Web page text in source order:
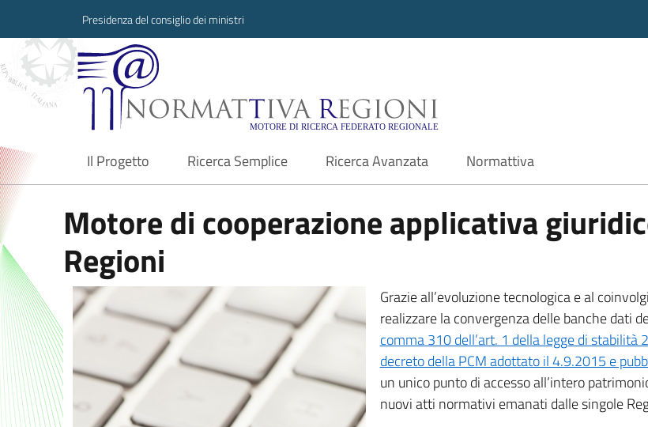
Presidenza del consiglio dei ministri
Normattiva Regioni - Motore di
Il Progetto
current Ricerca Semplice Ricerca Avanzata Normattiva
Motore di cooperazione applicativa
Regioni
Grazie all’evoluzione tecnologica e al
realizzare la convergenza delle banche dati
comma 310 dell’art. 1 della legge di
decreto della PCM adottato il 4.9.2015 e
un unico punto di accesso all’intero
nuovi atti normativi emanati dalle singole